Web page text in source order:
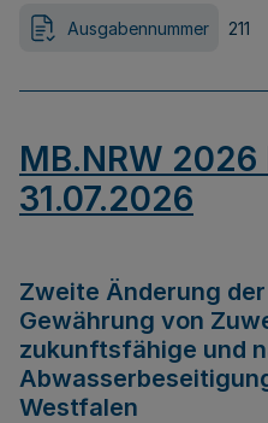
Ausgabennummer 211
MB.NRW 2026
31.07.2026
Zweite Änderung
Gewährung von
zukunftsfähige und
Westfalen